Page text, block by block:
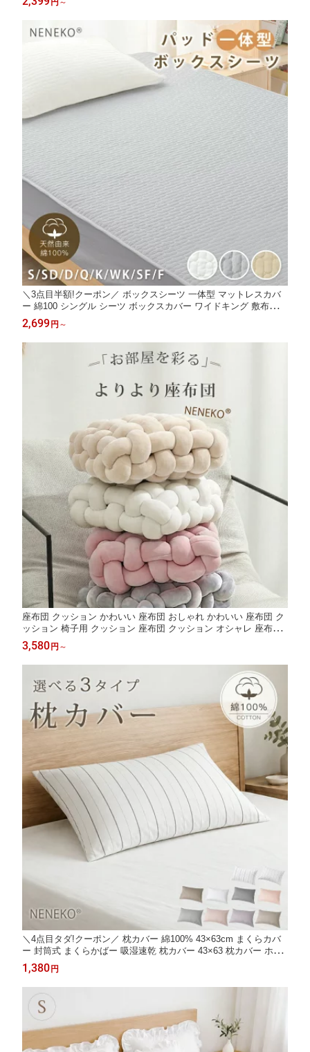
節電 ワイドキング ファミリー
円 ～
＼3点目半額!クーポン／ ボックスシーツ 一体型 マットレスカバ
ー 綿100 シングル シーツ ボックスカバー ワイドキング 敷布団カ
バー ベッドカバー ワンタッチシーツ パッド 一体型 敷きパッド
洗える ベットシーツ ボックスカバー 敷ふとんカバー NENEKO
2,699 円 ～
座布団 クッション かわいい 座布団 おしゃれ かわいい 座布団 ク
ッション 椅子用 クッション 座布団 クッション オシャレ 座布団
椅子用 座布団 モダン 足まくら ソファー ざぶとん スクエア クッ
ション 四角
3,580 円 ～
＼4点目タダ!クーポン／ 枕カバー 綿100% 43×63cm まくらカバ
ー 封筒式 まくらかばー 吸湿速乾 枕カバー 43×63 枕カバー ホテ
ル仕様 枕カバー ピローケース 洗える オールシーズン 快眠 枕カ
バー マクラカバー まくらケース 枕 カバー 羽根枕カバー 枕カバ
ー NENEKO
1,380 円